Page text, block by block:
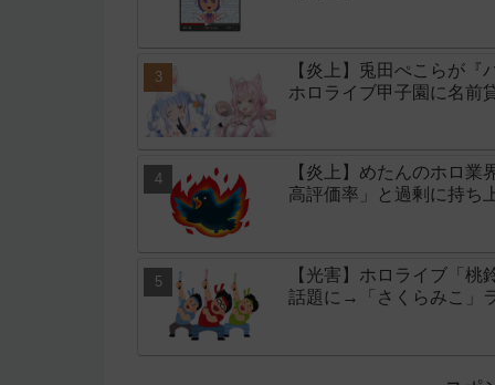
【炎上】兎田ぺこらが
ホロライブ甲子園に名前
【炎上】めたんのホロ
高評価率」と過剰に持ち
【光害】ホロライブ「
話題に→「さくらみこ」